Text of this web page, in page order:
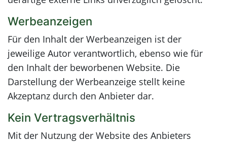
Werbeanzeigen
Für den Inhalt der Werbeanzeigen ist der
jeweilige Autor verantwortlich, ebenso wie für
den Inhalt der beworbenen Website. Die
Darstellung der Werbeanzeige stellt keine
Akzeptanz durch den Anbieter dar.
Kein Vertragsverhältnis
Mit der Nutzung der Website des Anbieters